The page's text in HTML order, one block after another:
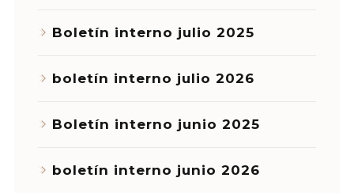
Boletín interno julio 2025
boletín interno julio 2026
Boletín interno junio 2025
boletín interno junio 2026